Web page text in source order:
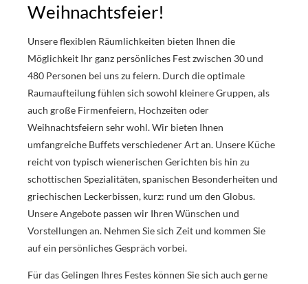
Weihnachtsfeier!
Unsere flexiblen Räumlichkeiten bieten Ihnen die
Möglichkeit Ihr ganz persönliches Fest zwischen 30 und
480 Personen bei uns zu feiern. Durch die optimale
Raumaufteilung fühlen sich sowohl kleinere Gruppen, als
auch große Firmenfeiern, Hochzeiten oder
Weihnachtsfeiern sehr wohl. Wir bieten Ihnen
umfangreiche Buffets verschiedener Art an. Unsere Küche
reicht von typisch wienerischen Gerichten bis hin zu
schottischen Spezialitäten, spanischen Besonderheiten und
griechischen Leckerbissen, kurz: rund um den Globus.
Unsere Angebote passen wir Ihren Wünschen und
Vorstellungen an. Nehmen Sie sich Zeit und kommen Sie
auf ein persönliches Gespräch vorbei.
Für das Gelingen Ihres Festes können Sie sich auch gerne